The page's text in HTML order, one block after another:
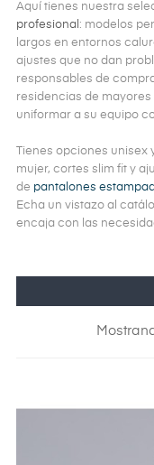
Aquí tienes nuestra
profesional : modelos
largos en entornos
ajustes que no dan
responsables de
residencias de
uniformar a su equipo
Tienes opciones
mujer, cortes slim fit y
de pantalones
Echa un vistazo al
encaja con las